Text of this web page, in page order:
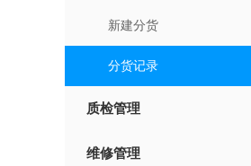
新建分货
分货记录
质检管理
维修管理